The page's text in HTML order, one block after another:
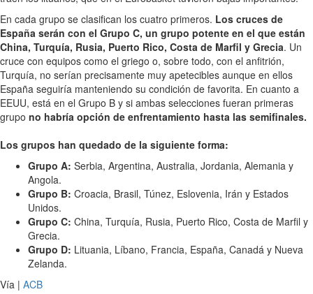
En cada grupo se clasifican los cuatro primeros. Los cruces de
España serán con el Grupo C, un grupo potente en el que están
China, Turquía, Rusia, Puerto Rico, Costa de Marfil y Grecia. Un
cruce con equipos como el griego o, sobre todo, con el anfitrión,
Turquía, no serían precisamente muy apetecibles aunque en ellos
España seguiría manteniendo su condición de favorita. En cuanto a
EEUU, está en el Grupo B y si ambas selecciones fueran primeras
grupo no habría opción de enfrentamiento hasta las semifinales.
Los grupos han quedado de la siguiente forma:
Grupo A: Serbia, Argentina, Australia, Jordania, Alemania y
Angola.
Grupo B: Croacia, Brasil, Túnez, Eslovenia, Irán y Estados
Unidos.
Grupo C: China, Turquía, Rusia, Puerto Rico, Costa de Marfil y
Grecia.
Grupo D: Lituania, Líbano, Francia, España, Canadá y Nueva
Zelanda.
Vía | ACB